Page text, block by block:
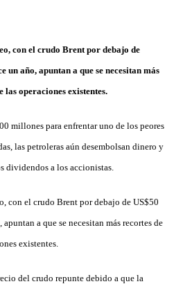
con el crudo Brent por debajo de
año, apuntan a que se necesitan más
las operaciones existentes.
millones para enfrentar uno de los peores
las petroleras aún desembolsan dinero y
dividendos a los accionistas.
con el crudo Brent por debajo de US$50
a que se necesitan más recortes de
existentes.
del crudo repunte debido a que la